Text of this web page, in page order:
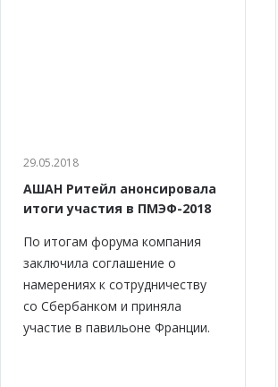
29.05.2018
АШАН Ритейл анонсировала
итоги участия в ПМЭФ-2018
По итогам форума компания
заключила соглашение о
намерениях к сотрудничеству
cо Сбербанком и приняла
участие в павильоне Франции.